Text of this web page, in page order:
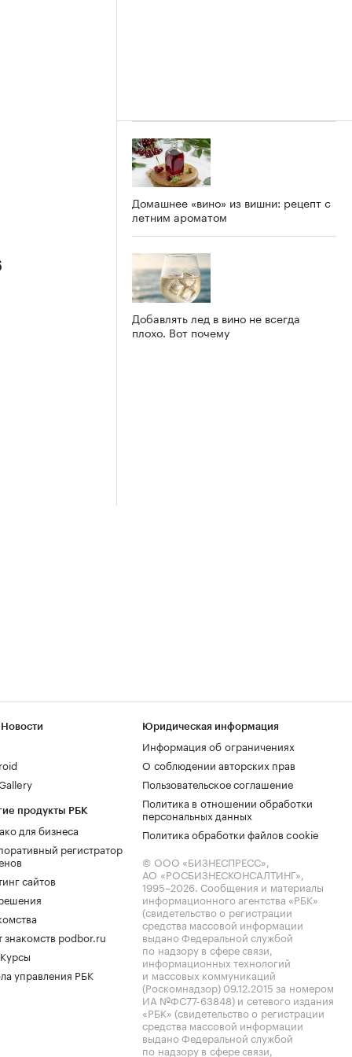
Домашнее «вино» из вишни: рецепт с
летним ароматом
Добавлять лед в вино не всегда
плохо. Вот почему
продукты РБК
для бизнеса
регистратор
сайтов
знакомств podbor.ru
управления РБК
Юридическая информация
Информация об ограничениях
О соблюдении авторских прав
Пользовательское соглашение
Политика в отношении обработки
персональных данных
Политика обработки файлов cookie
© ООО «БИЗНЕСПРЕСС»,
АО «РОСБИЗНЕСКОНСАЛТИНГ»,
1995–2026. Сообщения и материалы
информационного агентства «РБК»
(свидетельство о регистрации
средства массовой информации
выдано Федеральной службой
по надзору в сфере связи,
информационных технологий
и массовых коммуникаций
(Роскомнадзор) 09.12.2015 за номером
ИА №ФС77-63848) и сетевого издания
«РБК» (свидетельство о регистрации
средства массовой информации
выдано Федеральной службой
по надзору в сфере связи,